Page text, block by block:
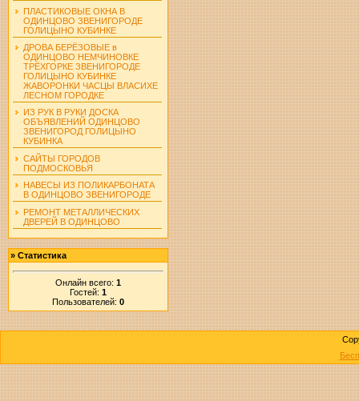
ПЛАСТИКОВЫЕ ОКНА В
ОДИНЦОВО ЗВЕНИГОРОДЕ
ГОЛИЦЫНО КУБИНКЕ
ДРОВА БЕРЁЗОВЫЕ в
ОДИНЦОВО НЕМЧИНОВКЕ
ТРЁХГОРКЕ ЗВЕНИГОРОДЕ
ГОЛИЦЫНО КУБИНКЕ
ЖАВОРОНКИ ЧАСЦЫ ВЛАСИХЕ
ЛЕСНОМ ГОРОДКЕ
ИЗ РУК В РУКИ ДОСКА
ОБЪЯВЛЕНИЙ ОДИНЦОВО
ЗВЕНИГОРОД ГОЛИЦЫНО
КУБИНКА
САЙТЫ ГОРОДОВ
ПОДМОСКОВЬЯ
НАВЕСЫ ИЗ ПОЛИКАРБОНАТА
В ОДИНЦОВО ЗВЕНИГОРОДЕ
РЕМОНТ МЕТАЛЛИЧЕСКИХ
ДВЕРЕЙ В ОДИНЦОВО
» Статистика
Онлайн всего: 1
Гостей: 1
Пользователей: 0